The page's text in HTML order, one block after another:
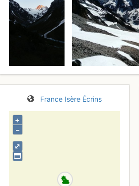
France Isère Écrins
⤢
+
–